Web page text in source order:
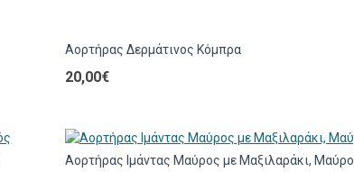
Αορτήρας Δερμάτινος Κόμπρα
20,00€
Αορτήρας Ιμάντας Μαύρος με Μαξιλαράκι, Μαύρο